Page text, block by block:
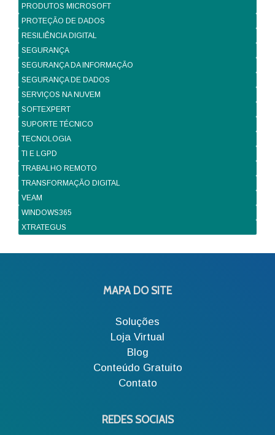
PRODUTOS MICROSOFT
PROTEÇÃO DE DADOS
RESILIÊNCIA DIGITAL
SEGURANÇA
SEGURANÇA DA INFORMAÇÃO
SEGURANÇA DE DADOS
SERVIÇOS NA NUVEM
SOFTEXPERT
SUPORTE TÉCNICO
TECNOLOGIA
TI E LGPD
TRABALHO REMOTO
TRANSFORMAÇÃO DIGITAL
VEAM
WINDOWS365
XTRATEGUS
MAPA DO SITE
Soluções
Loja Virtual
Blog
Conteúdo Gratuito
Contato
REDES SOCIAIS